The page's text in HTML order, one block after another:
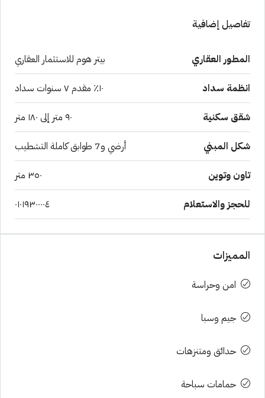
تفاصيل إضافية
المطور العقاري بيتر هوم للاستثمار العقاري
انظمة سداد ١٠٪ مقدم ٧ سنوات سداد
شقق سكنية ٩٠ متر إلى ١٨٠ متر
شكل المبني أرضي و7 طوابق كاملة التشطيب
تاون وتوين ٣٥٠ متر
للحجز والاستعلام ٠١٠١٩٣٠٠٠٠٤
المميزات
امن وحراسة
جيم وسبا
حدائق ومتنزهات
حمامات سباحة